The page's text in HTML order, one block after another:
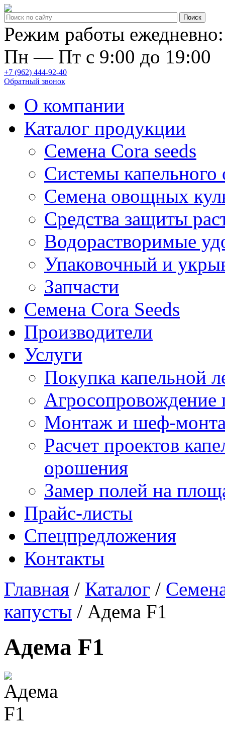
Режим работы ежедневно:
Пн — Пт с 9:00 до 19:00
+7 (962) 444-92-40
Обратный звонок
О компании
Каталог продукции
Семена Cora seeds
Системы
Семена овощных
Средства защиты
Водорастворимые
Упаковочный и
Запчасти
Семена Cora Seeds
Производители
Услуги
Покупка капельной
Агросопровождение
Монтаж и шеф-
Расчет проектов
орошения
Замер полей на
Прайс-листы
Спецпредложения
Контакты
Главная / Каталог /
капусты / Адема F1
Адема F1